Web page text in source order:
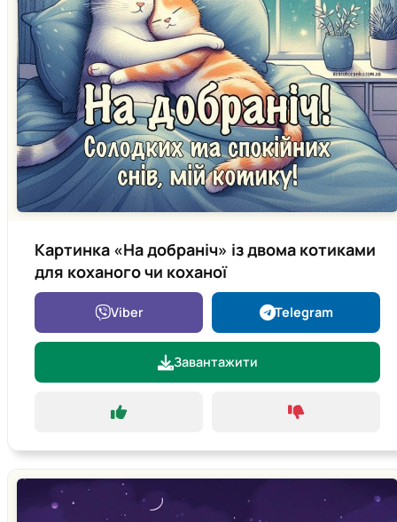
Картинка «На добраніч» із двома котиками
для коханого чи коханої
Viber Telegram
Завантажити